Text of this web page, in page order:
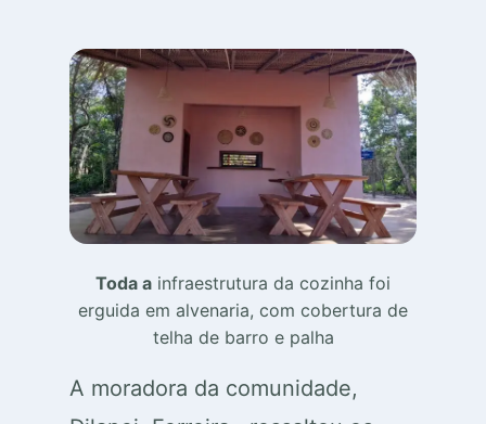
Toda a infraestrutura da cozinha foi
erguida em alvenaria, com cobertura de
telha de barro e palha
A moradora da comunidade,